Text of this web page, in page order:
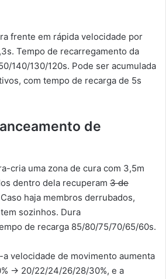
frente em rápida velocidade por
Tempo de recarregamento da
140/130/120s. Pode ser acumulada
com tempo de recarga de 5s
de
cria uma zona de cura com 3,5m
dentro dela recuperam 3 de
haja membros derrubados,
sozinhos. Dura
de recarga 85/80/75/70/65/60s.
a velocidade de movimento aumenta
→ 20/22/24/26/28/30%, e a